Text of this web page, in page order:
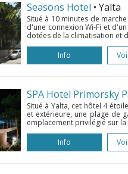
Seasons Hotel • Yalta
Situé à 10 minutes de
d'une connexion Wi-Fi et
dotées de la climatisation et
Info
SPA Hotel Primorsky
Situé à Yalta, cet hôtel 4
et extérieure, une plage de
emplacement privilégié sur
Info